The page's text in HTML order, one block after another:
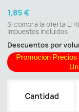
1,85 €
Si compra la oferta El
Impuestos incluidos
Descuentos por
Promocion
Cantidad